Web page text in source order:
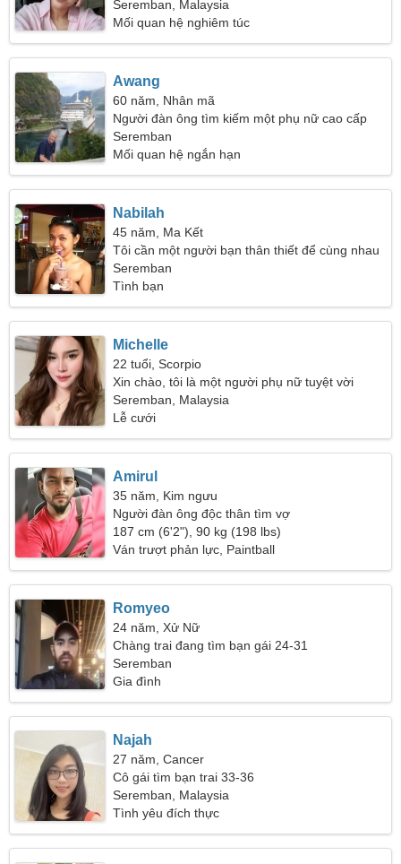
Seremban, Malaysia
Mối quan hệ nghiêm túc
Awang
60 năm, Nhân mã
Người đàn ông tìm kiếm một phụ nữ cao cấp
Seremban
Mối quan hệ ngắn hạn
Nabilah
45 năm, Ma Kết
Tôi cần một người bạn thân thiết để cùng nhau
bước đi
Seremban
Tình bạn
Michelle
22 tuổi, Scorpio
Xin chào, tôi là một người phụ nữ tuyệt vời
Seremban, Malaysia
Lễ cưới
Amirul
35 năm, Kim ngưu
Người đàn ông độc thân tìm vợ
187 cm (6'2"), 90 kg (198 lbs)
Ván trượt phản lực, Paintball
Romyeo
24 năm, Xử Nữ
Chàng trai đang tìm bạn gái 24-31
Seremban
Gia đình
Najah
27 năm, Cancer
Cô gái tìm bạn trai 33-36
Seremban, Malaysia
Tình yêu đích thực